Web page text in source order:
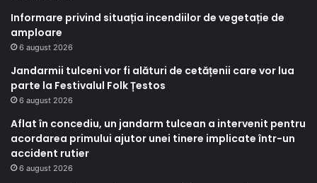
Informare privind situația incendiilor de vegetație de
amploare
6 august 2026
Jandarmii tulceni vor fi alături de cetățenii care vor lua
parte la Festivalul Folk Țestos
6 august 2026
Aflat în concediu, un jandarm tulcean a intervenit pentru
acordarea primului ajutor unei tinere implicate într-un
accident rutier
6 august 2026